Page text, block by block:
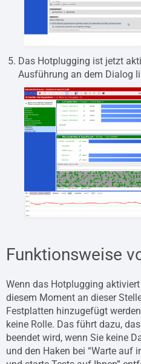
Das Hotplugging ist jetzt
Ausführung an dem Dialog
Funktionsweise
Wenn das Hotplugging
diesem Moment an dieser
Festplatten hinzugefügt
keine Rolle. Das führt dazu,
beendet wird, wenn Sie keine
und den Haken bei “Warte auf